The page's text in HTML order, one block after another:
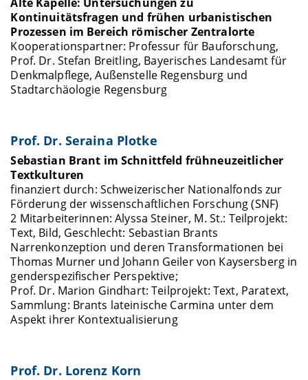
Kontinuitätsfragen und frühen urbanistischen
Prozessen im Bereich römischer Zentralorte
Kooperationspartner: Professur für Bauforschung,
Prof. Dr. Stefan Breitling, Bayerisches Landesamt für
Denkmalpflege, Außenstelle Regensburg und
Stadtarchäologie Regensburg
Prof. Dr. Seraina Plotke
Sebastian Brant im Schnittfeld frühneuzeitlicher
Textkulturen
finanziert durch: Schweizerischer Nationalfonds zur
Förderung der wissenschaftlichen Forschung (SNF)
2 Mitarbeiterinnen: Alyssa Steiner, M. St.: Teilprojekt:
Text, Bild, Geschlecht: Sebastian Brants
Narrenkonzeption und deren Transformationen bei
Thomas Murner und Johann Geiler von Kaysersberg in
genderspezifischer Perspektive;
Prof. Dr. Marion Gindhart: Teilprojekt: Text, Paratext,
Sammlung: Brants lateinische Carmina unter dem
Aspekt ihrer Kontextualisierung
Prof. Dr. Lorenz Korn